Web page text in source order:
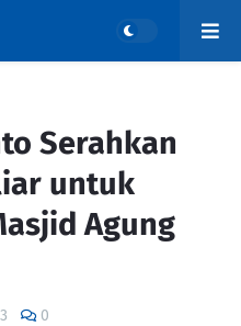
Serahkan
untuk
Agung
0